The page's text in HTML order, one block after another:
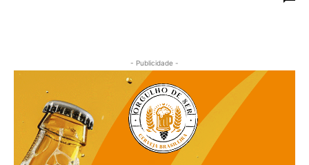
- Publicidade -